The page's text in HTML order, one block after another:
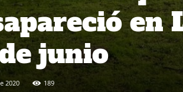
en
junio
2020 189